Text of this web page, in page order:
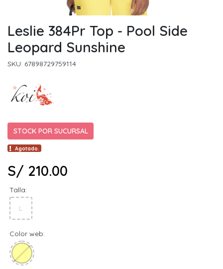
Leslie 384Pr Top - Pool Side
Leopard Sunshine
SKU: 67898729759114
STOCK POR SUCURSAL
Agotado.
S/ 210.00
Talla:
L
Color web: